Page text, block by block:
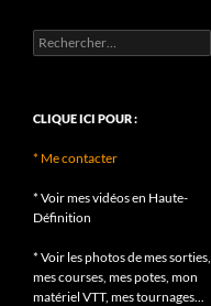
Rechercher :
CLIQUE ICI POUR :
* Me contacter
* Voir mes vidéos en Haute-
Définition
* Voir les photos de mes sorties,
mes courses, mes potes, mon
matériel VTT, mes tournages...